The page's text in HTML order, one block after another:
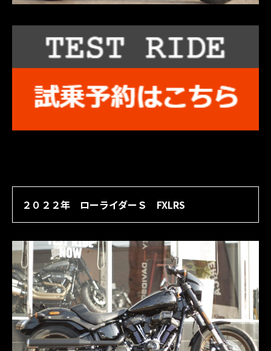
２０２２年 ローライダーＳ FXLRS